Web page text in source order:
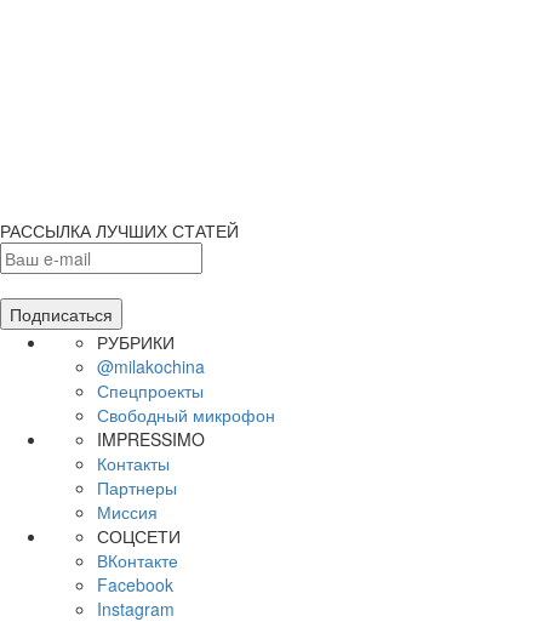
РАССЫЛКА ЛУЧШИХ СТАТЕЙ
РУБРИКИ
@milakochina
Спецпроекты
Свободный микрофон
IMPRESSIMO
Контакты
Партнеры
Миссия
СОЦСЕТИ
ВКонтакте
Facebook
Instagram